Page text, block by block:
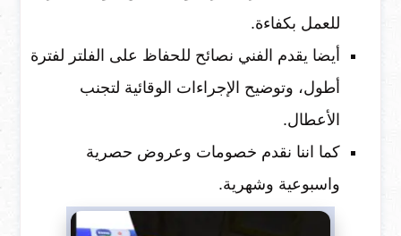
للعمل بكفاءة.
أيضا يقدم الفني نصائح للحفاظ على الفلتر لفترة
أطول، وتوضيح الإجراءات الوقائية لتجنب
الأعطال.
كما اننا نقدم خصومات وعروض حصرية
واسبوعية وشهرية.